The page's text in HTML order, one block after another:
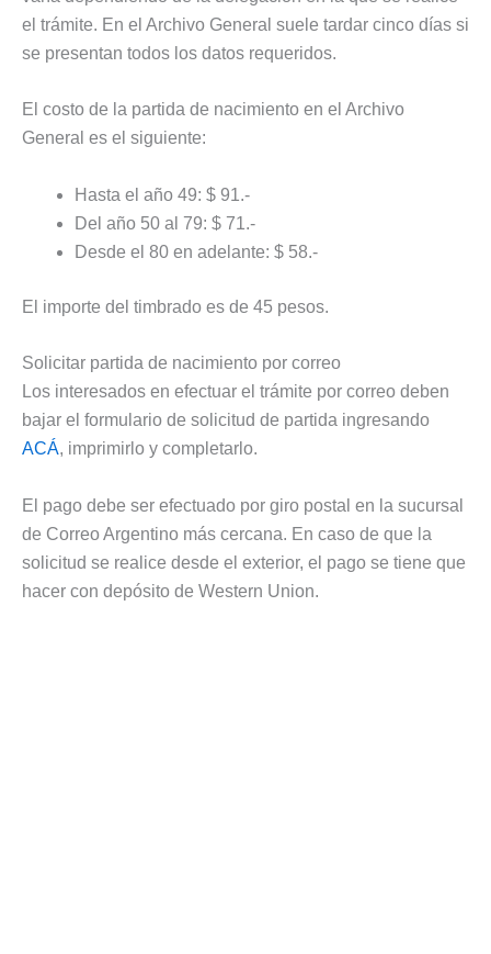
el trámite. En el Archivo General suele tardar cinco días si
se presentan todos los datos requeridos.
El costo de la partida de nacimiento en el Archivo
General es el siguiente:
Hasta el año 49: $ 91.-
Del año 50 al 79: $ 71.-
Desde el 80 en adelante: $ 58.-
El importe del timbrado es de 45 pesos.
Solicitar partida de nacimiento por correo
Los interesados en efectuar el trámite por correo deben
bajar el formulario de solicitud de partida ingresando
ACÁ, imprimirlo y completarlo.
El pago debe ser efectuado por giro postal en la sucursal
de Correo Argentino más cercana. En caso de que la
solicitud se realice desde el exterior, el pago se tiene que
hacer con depósito de Western Union.